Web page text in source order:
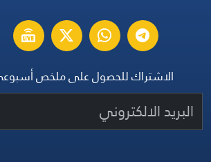
الاشتراك للحصول على ملخص